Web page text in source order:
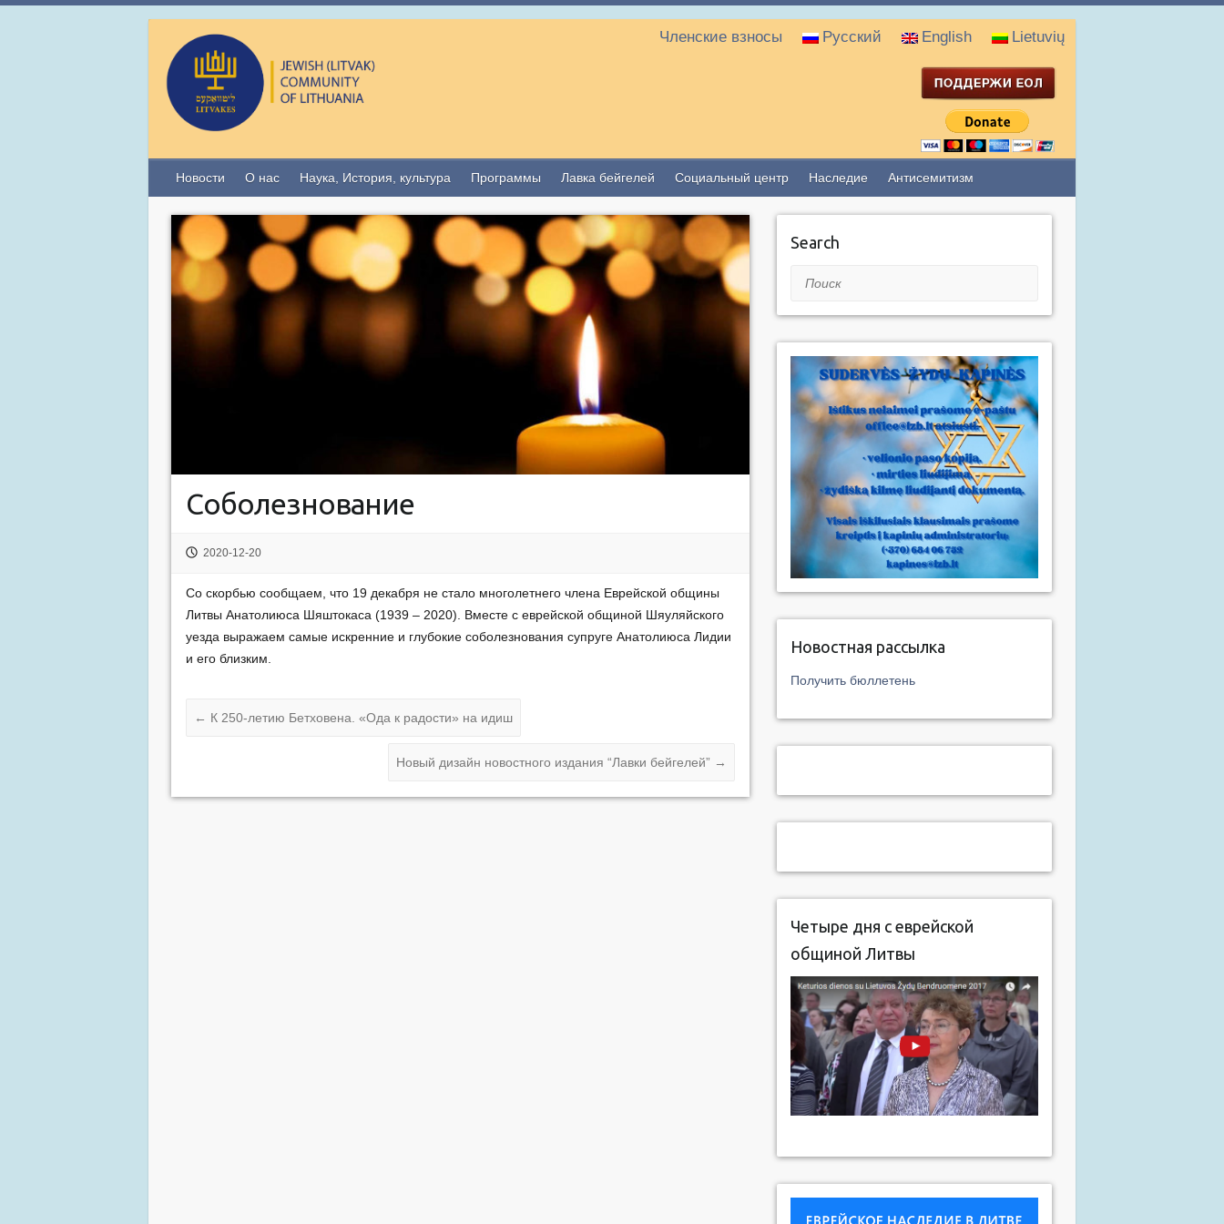
Членские взносы Русский English Lietuvių
Новости О нас Наука, История, культура Программы Лавка бейгелей Социальный центр Наследие Антисемитизм
Соболезнование
2020-12-20
Со скорбью сообщаем, что 19 декабря не стало многолетнего члена Еврейской общины
Литвы Анатолиюса Шяштокаса (1939 – 2020). Вместе с еврейской общиной Шяуляйского
уезда выражаем самые искренние и глубокие соболезнования супруге Анатолиюса Лидии
и его близким.
← К 250-летию Бетховена. «Ода к радости» на идиш
Новый дизайн новостного издания “Лавки бейгелей” →
Search
Поиск
Новостная рассылка
Получить бюллетень
Четыре дня с еврейской
общиной Литвы